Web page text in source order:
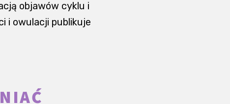
objawów cyklu i
i owulacji publikuje